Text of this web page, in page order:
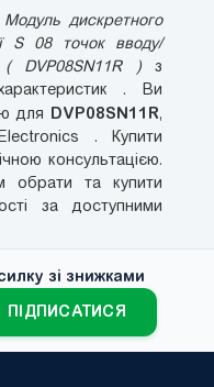
Модуль дискретного
S 08 точок вводу/
DVP08SN11R )з
. Ви
для DVP08SN11R,
. Купити
консультацією.
обрати та купити
за доступними
зі знижками
ПІДПИСАТИСЯ